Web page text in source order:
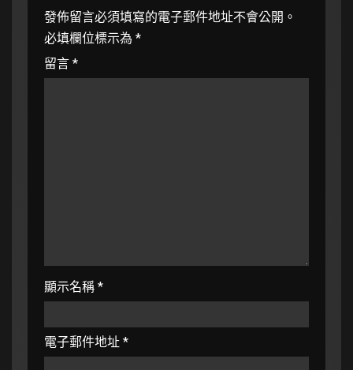
發佈留言必須填寫的電子郵件地址不會公開。
必填欄位標示為 *
留言 *
顯示名稱 *
電子郵件地址 *